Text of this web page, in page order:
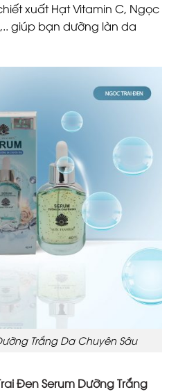
xuất Hạt Vitamin C, Ngọc
giúp bạn dưỡng làn da
Trắng Da Chuyên Sâu
Đen Serum Dưỡng Trắng